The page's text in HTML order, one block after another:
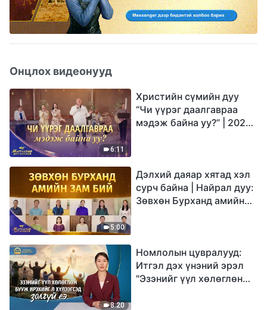
Онцлох видеонууд
6:11
Христийн сүмийн дуу
“Чи үүрэг даалгавраа
мэдэж байна уу?” | 2026
5:00
Дэлхий даяар хятад хэл
сурч байна | Найрал дуу:
Зөвхөн Бурханд амийн
8:20
Номлолын цувралууд:
Итгэл дэх үнэний эрэл
"Эзэнийг үүл хөлөглөн